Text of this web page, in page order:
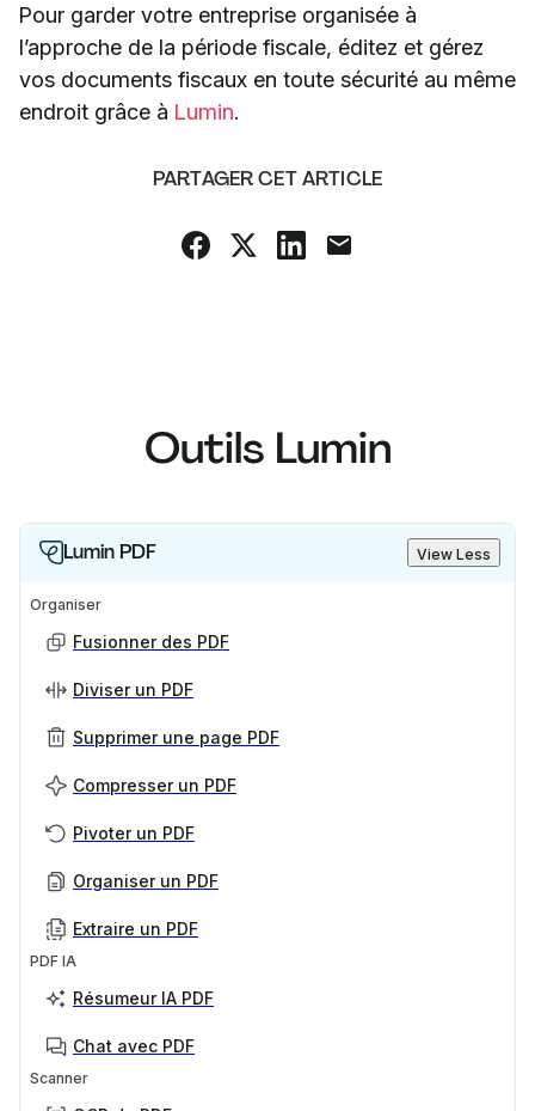
Pour garder votre entreprise organisée à
l’approche de la période fiscale, éditez et gérez
vos documents fiscaux en toute sécurité au même
endroit grâce à Lumin.
PARTAGER CET ARTICLE
Outils Lumin
Lumin PDF View Less
Organiser
Fusionner des PDF
Diviser un PDF
Supprimer une page PDF
Compresser un PDF
Pivoter un PDF
Organiser un PDF
Extraire un PDF
PDF IA
Résumeur IA PDF
Chat avec PDF
Scanner